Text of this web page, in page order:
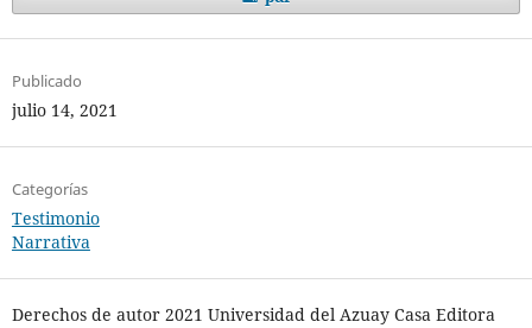
Publicado
julio 14, 2021
Categorías
Testimonio
Narrativa
Derechos de autor 2021 Universidad del Azuay Casa Editora